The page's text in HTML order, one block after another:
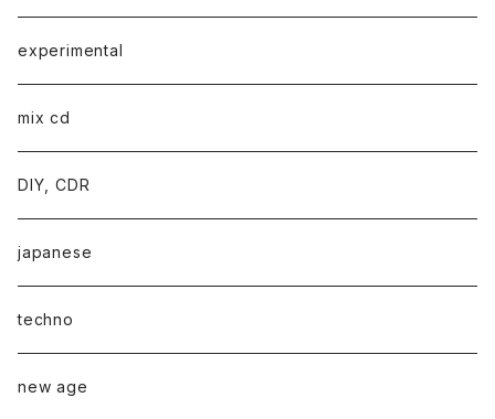
experimental
mix cd
DIY, CDR
japanese
techno
new age